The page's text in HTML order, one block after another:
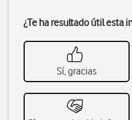
¿Te ha resultado útil esta
Sí, gracias